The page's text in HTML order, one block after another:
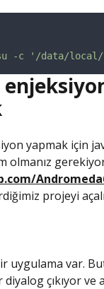
-c '/data/local/
yapmak için
olmanız
projeyi
uygulama var.
diyalog çıkıyor